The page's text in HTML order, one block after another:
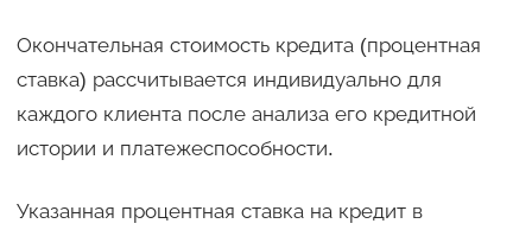
Окончательная стоимость кредита (процентная
ставка) рассчитывается индивидуально для
каждого клиента после анализа его кредитной
истории и платежеспособности.
Указанная процентная ставка на кредит в